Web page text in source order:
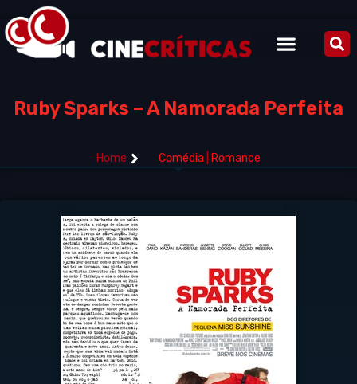
Ruby Sparks – A Namorada Perfeita
Home Comédia Romance